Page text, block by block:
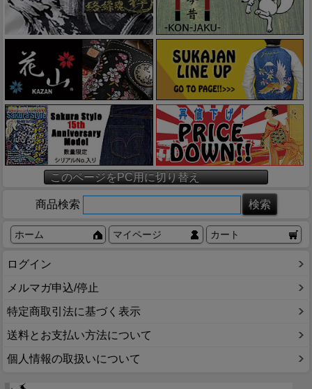
このページをPC用に切り替え
商品検索
ホーム マイページ カート
ログイン
メルマガ申込/停止
特定商取引法に基づく表示
送料とお支払い方法について
個人情報の取扱いについて